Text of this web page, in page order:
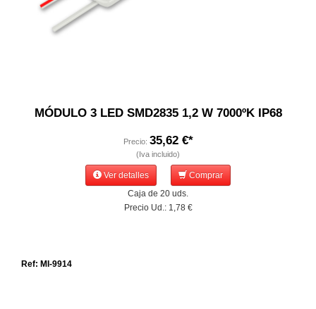
MÓDULO 3 LED SMD2835 1,2 W 7000ºK IP68
Precio: 35,62 €*
(Iva incluido)
Ver detalles
Comprar
Caja de 20 uds.
Precio Ud.: 1,78 €
Ref: MI-9914